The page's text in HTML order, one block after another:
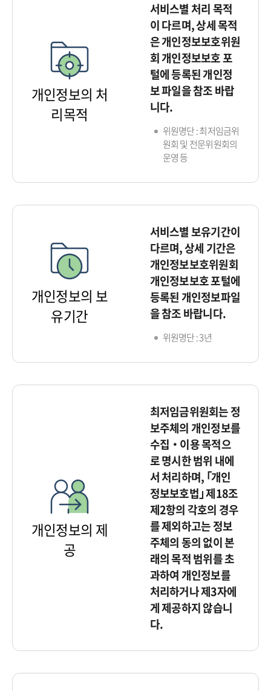
개인정보의 처
리목적
서비스별 처리 목적
이 다르며, 상세 목적
은 개인정보보호위원
회 개인정보보호 포
털에 등록된 개인정
보 파일을 참조 바랍
니다.
위원명단 : 최저임금위
원회 및 전문위원회의
운영 등
개인정보의 보
유기간
서비스별 보유기간이
다르며, 상세 기간은
개인정보보호위원회
개인정보보호 포털에
등록된 개인정보파일
을 참조 바랍니다.
위원명단 : 3년
개인정보의 제
공
최저임금위원회는 정
보주체의 개인정보를
수집‧이용 목적으
로 명시한 범위 내에
서 처리하며, ｢개인
정보보호법｣ 제18조
제2항의 각호의 경우
를 제외하고는 정보
주체의 동의 없이 본
래의 목적 범위를 초
과하여 개인정보를
처리하거나 제3자에
게 제공하지 않습니
다.